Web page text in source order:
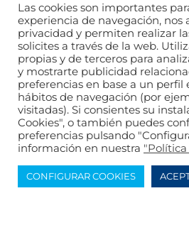
Claves para la
Componentes y
Soluciones de
Máquinas de
Ingeniería y desarrollo,
Las cookies son importantes
experiencia de navegación,
privacidad y permiten realizar
solicites a través de la web.
propias y de terceros para
y mostrarte publicidad
preferencias en base a un perfil
hábitos de navegación (por
visitadas). Si consientes su
Cookies", o también puedes
preferencias pulsando
información en nuestra "Política
CONFIGURAR COOKIES